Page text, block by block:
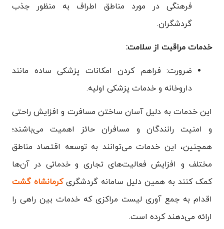
فرهنگی در مورد مناطق اطراف به منظور جذب
گردشگران.
خدمات مراقبت از سلامت:
ضرورت: فراهم کردن امکانات پزشکی ساده مانند
داروخانه و خدمات پزشکی اولیه.
این خدمات به دلیل آسان ساختن مسافرت و افزایش راحتی
و امنیت رانندگان و مسافران حائز اهمیت می‌باشند؛
همچنین، این خدمات می‌توانند به توسعه اقتصاد مناطق
مختلف و افزایش فعالیت‌های تجاری و خدماتی در آن‌ها
کمک کنند به همین دلیل سامانه گردشگریکرمانشاه گشت
اقدام به جمع آوری لیست مراکزی که خدمات بین راهی را
ارائه می‌دهند کرده است.